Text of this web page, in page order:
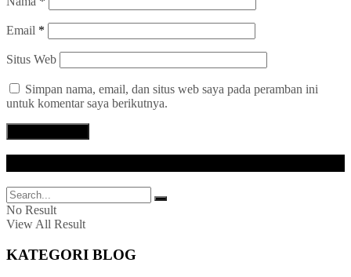
Email *
Situs Web
Simpan nama, email, dan situs web saya pada peramban ini
untuk komentar saya berikutnya.
No Result
View All Result
KATEGORI BLOG